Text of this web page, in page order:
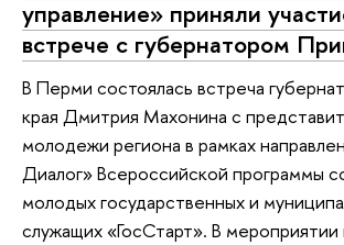
управление» приняли
встрече с губернатором
В Перми состоялась встреча
края Дмитрия Махонина с
молодежи региона в рамках
Диалог» Всероссийской программы
молодых государственных и
служащих «ГосСтарт». В мероприятии